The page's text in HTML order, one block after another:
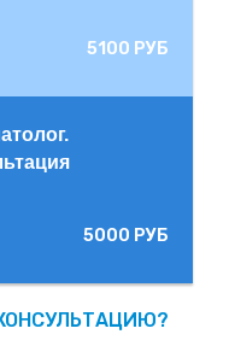
5100 РУБ
5000 РУБ